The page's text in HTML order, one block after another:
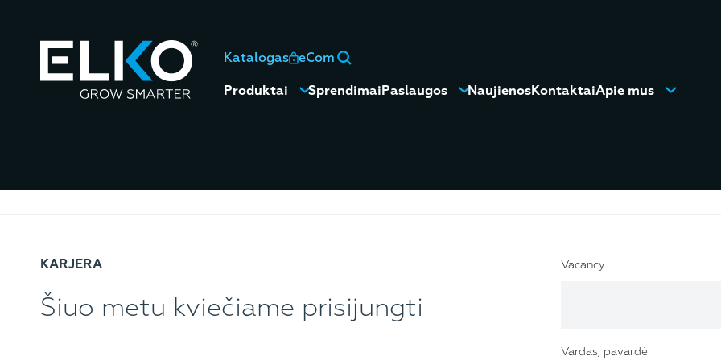
Katalogas eCom
Produktai SprendimaiPaslaugos NaujienosKontaktaiApie mus
KARJERA
Šiuo metu kviečiame prisijungti
Vacancy
Vardas, pavardė